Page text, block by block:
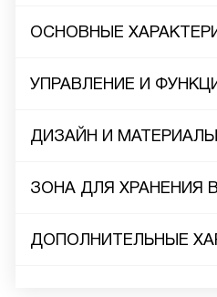
ОСНОВНЫЕ
УПРАВЛЕНИЕ И
ДИЗАЙН И МАТЕРИАЛЫ
ЗОНА ДЛЯ ХРАНЕНИЯ
ДОПОЛНИТЕЛЬНЫЕ